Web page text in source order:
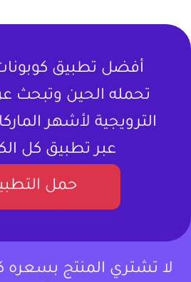
أفضل تطبيق
تحمله الحين وتبحث
الترويجية لأشهر
عبر تطبيق كل
حمل
لا تشتري المنتج بسعره